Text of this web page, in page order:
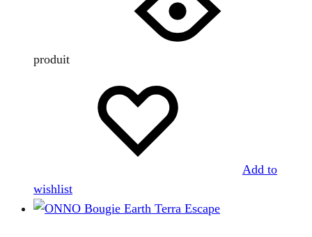
produit
Add to
wishlist